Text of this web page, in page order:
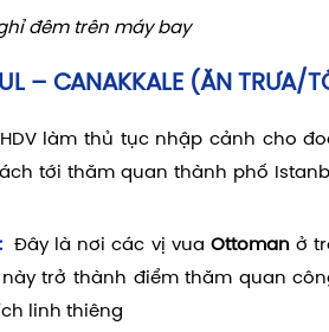
đêm trên máy bay
– CANAKKALE (ĂN TRƯA/
làm thủ tục nhập cảnh cho
tới thăm quan thành phố
Đây là nơi các vị vua Ottoman ở
trở thành điểm thăm quan
linh thiêng